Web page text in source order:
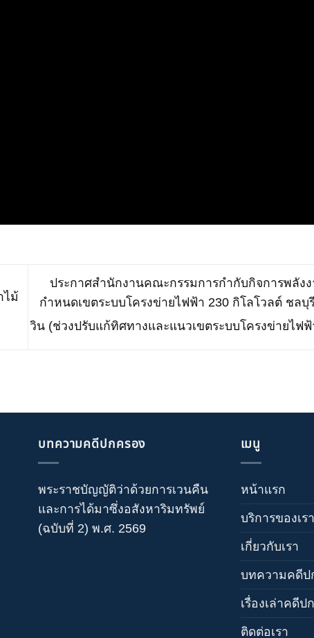
ไม้
ประกาศสำนักงานคณะกรรมการกำกับกิจการพลังง
กำหนดเขตระบบโครงข่ายไฟฟ้า 230 กิโลโวลต์ ชลบุ
วิน (ช่วงปรับแก้ทิศทางและแนวเขตระบบโครงข่ายไฟฟ้
บทความคดีปกครอง
พระราชบัญญัติว่าด้วยการเวนคืน
และการได้มาซึ่งอสังหาริมทรัพย์
(ฉบับที่ 2) พ.ศ. 2569
เมนู
หน้าแรก
บริการของเรา
เกี่ยวกับเรา
บทความคดีป
เรื่องเล่าคดีป
ติดต่อเรา